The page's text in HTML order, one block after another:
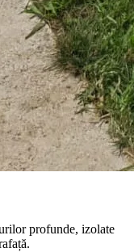
profunde, izolate